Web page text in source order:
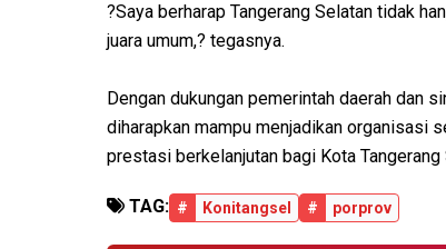
?Saya berharap Tangerang Selatan tidak
juara umum,? tegasnya.
Dengan dukungan pemerintah daerah dan
diharapkan mampu menjadikan organisasi
prestasi berkelanjutan bagi Kota Tangerang
TAG: # Konitangsel # porprov